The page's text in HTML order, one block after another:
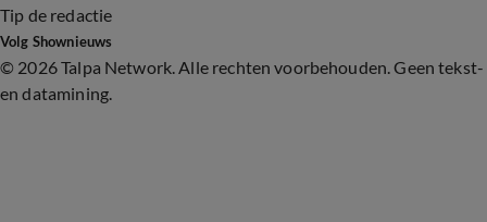
Tip de redactie
Volg Shownieuws
© 2026 Talpa Network. Alle rechten voorbehouden. Geen tekst-
en datamining.